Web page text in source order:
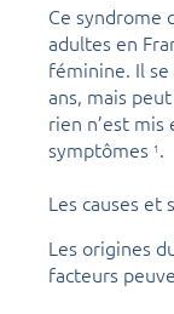
Ce syndrome
adultes en
féminine. Il
ans, mais
rien n’est mis
symptômes 1 .
Les causes
Les origines
facteurs